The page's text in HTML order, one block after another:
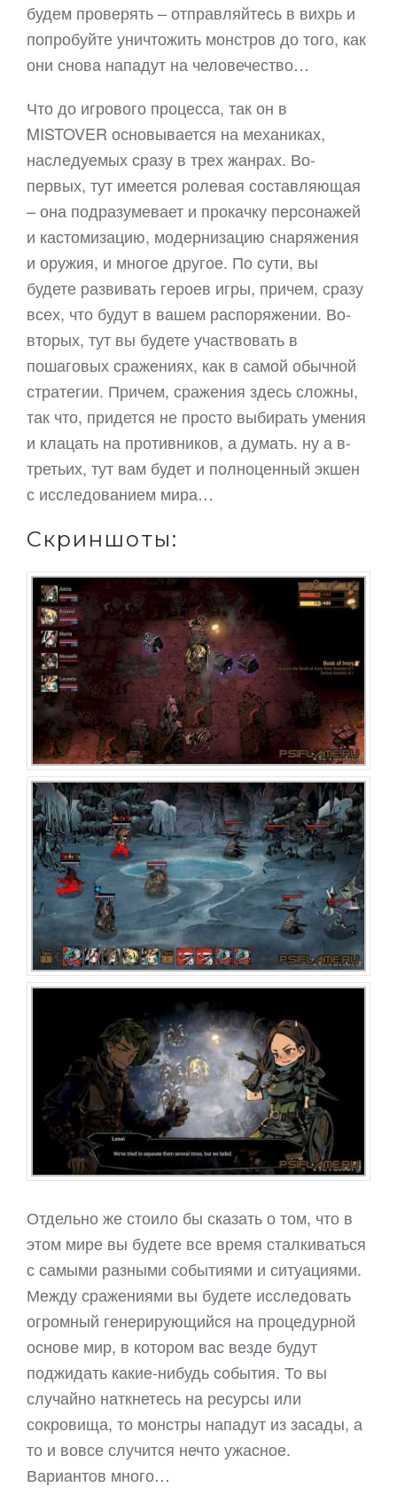
будем проверять – отправляйтесь в вихрь и
попробуйте уничтожить монстров до того, как
они снова нападут на человечество…
Что до игрового процесса, так он в
MISTOVER основывается на механиках,
наследуемых сразу в трех жанрах. Во-
первых, тут имеется ролевая составляющая
– она подразумевает и прокачку персонажей
и кастомизацию, модернизацию снаряжения
и оружия, и многое другое. По сути, вы
будете развивать героев игры, причем, сразу
всех, что будут в вашем распоряжении. Во-
вторых, тут вы будете участвовать в
пошаговых сражениях, как в самой обычной
стратегии. Причем, сражения здесь сложны,
так что, придется не просто выбирать умения
и клацать на противников, а думать. ну а в-
третьих, тут вам будет и полноценный экшен
с исследованием мира…
Скриншоты:
Отдельно же стоило бы сказать о том, что в
этом мире вы будете все время сталкиваться
с самыми разными событиями и ситуациями.
Между сражениями вы будете исследовать
огромный генерирующийся на процедурной
основе мир, в котором вас везде будут
поджидать какие-нибудь события. То вы
случайно наткнетесь на ресурсы или
сокровища, то монстры нападут из засады, а
то и вовсе случится нечто ужасное.
Вариантов много…